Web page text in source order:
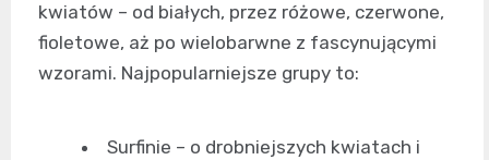
kwiatów – od białych, przez różowe, czerwone,
fioletowe, aż po wielobarwne z fascynującymi
wzorami. Najpopularniejsze grupy to:
Surfinie – o drobniejszych kwiatach i